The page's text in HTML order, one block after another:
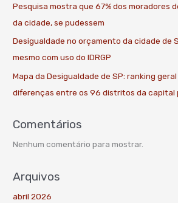
Pesquisa mostra que 67% dos moradores
da cidade, se pudessem
Desigualdade no orçamento da cidade de
mesmo com uso do IDRGP
Mapa da Desigualdade de SP: ranking
diferenças entre os 96 distritos da capital
Comentários
Nenhum comentário para mostrar.
Arquivos
abril 2026